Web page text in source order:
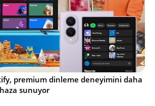
premium dinleme deneyimini daha
sunuyor